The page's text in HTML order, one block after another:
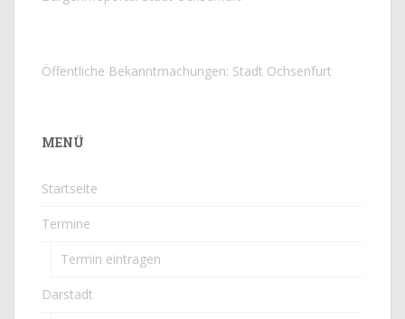
Öffentliche Bekanntmachungen: Stadt Ochsenfurt
MENÜ
Startseite
Termine
Termin eintragen
Darstadt